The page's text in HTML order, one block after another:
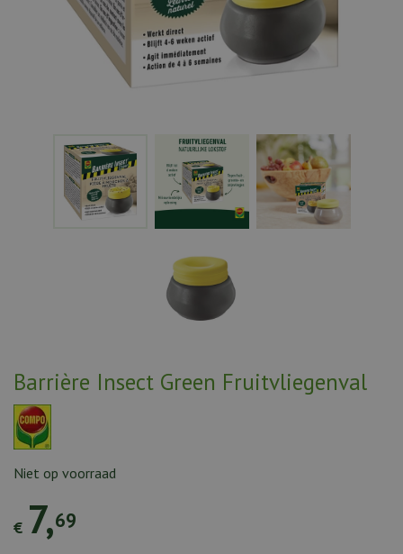
Barrière Insect Green Fruitvliegenval
€ 7,69
Niet op voorraad